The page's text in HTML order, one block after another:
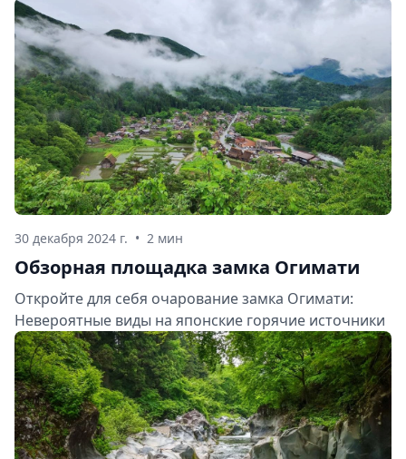
30 декабря 2024 г. • 2 мин
Обзорная площадка замка Огимати
Откройте для себя очарование замка Огимати:
Невероятные виды на японские горячие источники